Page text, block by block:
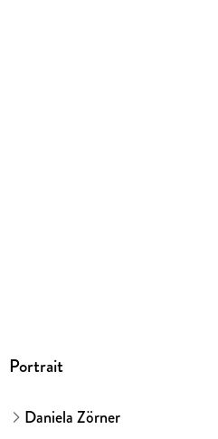
Portrait
Daniela Zörner